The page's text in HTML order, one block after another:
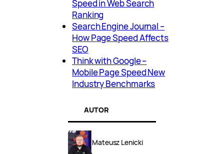
Speed in Web Search
Ranking
Search Engine Journal –
How Page Speed Affects
SEO
Think with Google –
Mobile Page Speed New
Industry Benchmarks
AUTOR
Mateusz Lenicki